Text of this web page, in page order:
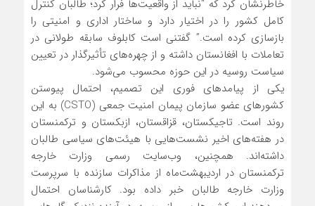
خاطرنشان کرد که “نباید از واقعیت‌ها فرار کرد؛ طالبان کنترل
کامل کشور را در اختیار دارد و ساختار اداری و امنیتی را
بازسازی کرده است.” گفتنی است کابلوف سابقه طولانی در
تعاملات با افغانستان داشته و از چهره‌های تأثیرگذار در تعیین
سیاست روسیه در این حوزه محسوب می‌شود.
یکی از پیامدهای فوری این تصمیم، احتمال پیوستن
کشورهای عضو سازمان پیمان امنیت جمعی (CSTO) به این
روند است. تاجیکستان، قزاقستان، ازبکستان و ترکمنستان
در هفته‌های اخیر نشست‌هایی با هیئت‌های سیاسی طالبان
داشته‌اند. همچنین، وب‌سایت رسمی وزارت خارجه
ترکمنستان در اردیبهشت‌ماه از مذاکرات سازنده با سرپرست
وزارت خارجه طالبان خبر داده بود. کارشناسان احتمال